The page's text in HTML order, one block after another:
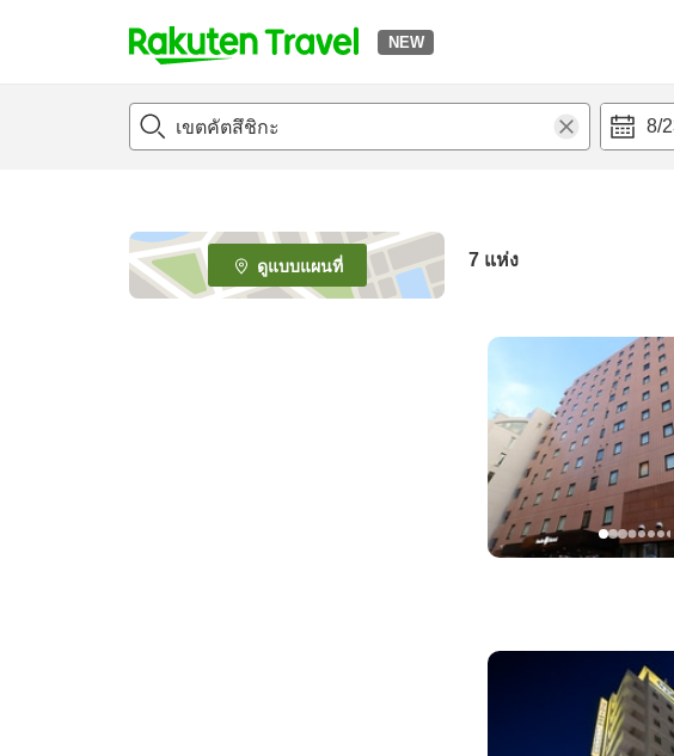
NEW
t
p
e
_
s
8/
ดูแบบแผนที่ 7 แห่ง